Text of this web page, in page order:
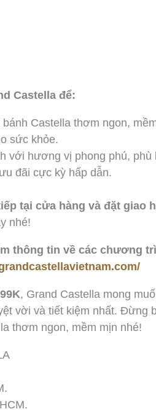
Castella để:
Castella thơm ngon,
sức khỏe.
với hương vị phong phú,
đãi cực kỳ hấp dẫn.
tại cửa hàng và đặt giao
nhé!
thông tin về các chương
, Grand Castella mong
vời và tiết kiệm nhất. Đừng
thơm ngon, mềm mịn nhé!